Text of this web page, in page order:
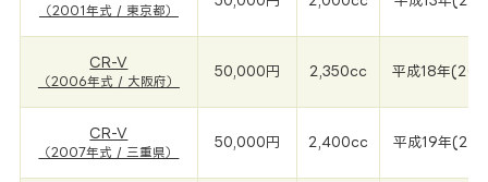
（2001年式 / 東京都）
CR-V
（2006年式 / 大阪府）
50,000円 2,350cc 平成18年
CR-V
（2007年式 / 三重県）
50,000円 2,400cc 平成19年